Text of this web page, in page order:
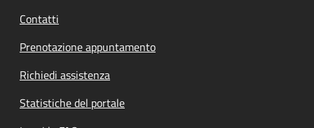
Contatti
Prenotazione appuntamento
Richiedi assistenza
Statistiche del portale